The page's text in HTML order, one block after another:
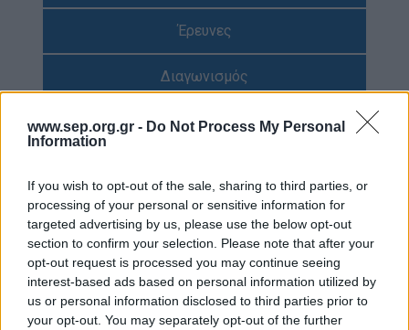
www.sep.org.gr - Do Not Process My Personal
Information
If you wish to opt-out of the sale, sharing to third parties, or
processing of your personal or sensitive information for
targeted advertising by us, please use the below opt-out
section to confirm your selection. Please note that after your
opt-out request is processed you may continue seeing
interest-based ads based on personal information utilized by
us or personal information disclosed to third parties prior to
your opt-out. You may separately opt-out of the further
Blog
Επικοινωνία
Media Center
Δελτία Τύπου
Φωτογραφικό Υλικό
Λογότυπα
Έρευνες
Διαγωνισμός
Scouts4SDGs
Έτοιμοι για Unmute; 2ο
Πανελλήνιο Προσκοπικό
Φόρουμ Νέων